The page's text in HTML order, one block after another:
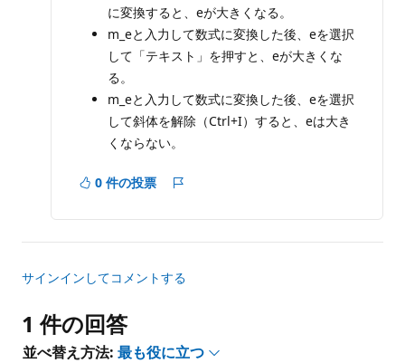
に変換すると、eが大きくなる。
m_eと入力して数式に変換した後、eを選択
して「テキスト」を押すと、eが大きくな
る。
m_eと入力して数式に変換した後、eを選択
して斜体を解除（Ctrl+I）すると、eは大き
くならない。
0 件の投票
ト
サインインしてコメントする
1 件の回答
並べ替え方法: 最も役に立つ